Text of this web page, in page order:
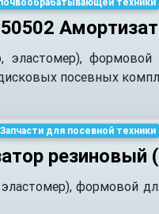
эластомер),
посевных
Запчасти для посевной техники
резиновый
формовой